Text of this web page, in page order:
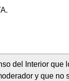
del Interior que
y que no